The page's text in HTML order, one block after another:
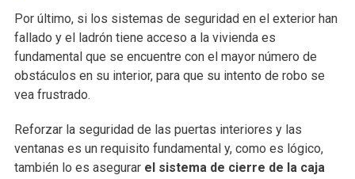
Por último, si los sistemas de seguridad en el exterior han
fallado y el ladrón tiene acceso a la vivienda es
fundamental que se encuentre con el mayor número de
obstáculos en su interior, para que su intento de robo se
vea frustrado.
Reforzar la seguridad de las puertas interiores y las
ventanas es un requisito fundamental y, como es lógico,
también lo es asegurarel sistema de cierre de la caja